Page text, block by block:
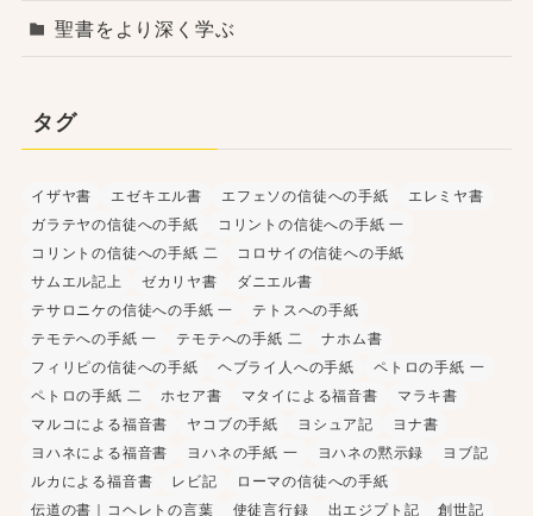
聖書をより深く学ぶ
タグ
イザヤ書 エゼキエル書 エフェソの信徒への手紙
エレミヤ書
ガラテヤの信徒への手紙
コリントの信徒への手紙 一
コリントの信徒への手紙 二
コロサイの信徒への手紙
サムエル記上
ゼカリヤ書
ダニエル書
テサロニケの信徒への手紙 一
テトスへの手紙
テモテへの手紙 一
テモテへの手紙 二
ナホム書
フィリピの信徒への手紙
ヘブライ人への手紙
ペトロの手紙 一
ペトロの手紙 二
ホセア書 マタイによる福音書
マラキ書
マルコによる福音書
ヤコブの手紙 ヨシュア記
ヨナ書
ヨハネによる福音書
ヨハネの手紙 一 ヨハネの黙示録
ヨブ記
ルカによる福音書
レビ記
ローマの信徒への手紙
伝道の書｜コヘレトの言葉
使徒言行録 出エジプト記
創世記